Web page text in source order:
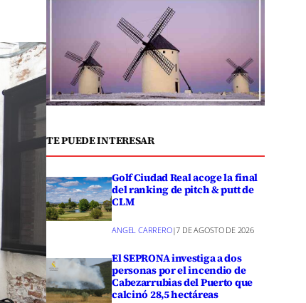
TE PUEDE INTERESAR
Golf Ciudad Real acoge la final
del ranking de pitch & putt de
CLM
ANGEL CARRERO|7 DE AGOSTO DE 2026
El SEPRONA investiga a dos
personas por el incendio de
Cabezarrubias del Puerto que
calcinó 28,5 hectáreas